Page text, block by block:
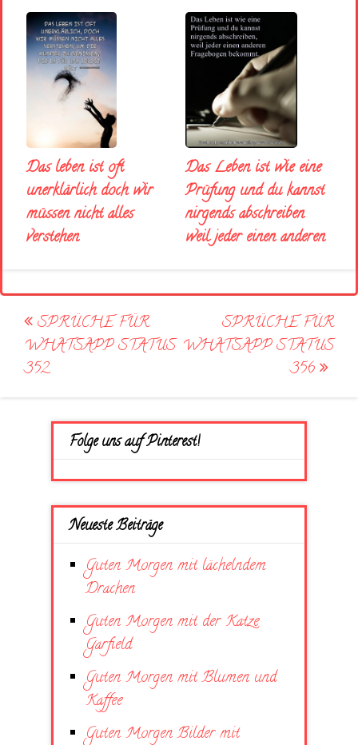
Das leben ist oft
unerklärlich doch wir
müssen nicht alles
verstehen
Das Leben ist wie eine
Prüfung und du kannst
nirgends abschreiben
weil jeder einen anderen
Post
navigation
SPRÜCHE FÜR
WHATSAPP STATUS
352
SPRÜCHE FÜR
WHATSAPP STATUS
356
Folge uns auf Pinterest!
Neueste Beiträge
Guten Morgen mit lächelndem
Drachen
Guten Morgen mit der Katze
Garfield
Guten Morgen mit Blumen und
Kaffee
Guten Morgen Bilder mit